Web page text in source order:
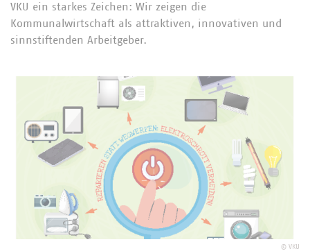
VKU ein starkes Zeichen: Wir zeigen die
Kommunalwirtschaft als attraktiven, innovativen und
sinnstiftenden Arbeitgeber.
© VKU